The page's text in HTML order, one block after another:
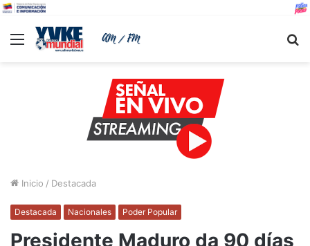
Menu
Inicio / Destacada
Destacada Nacionales Poder Popular
Presidente Maduro da 90 días